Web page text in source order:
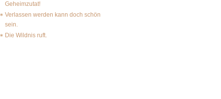
Geheimzutat!
Verlassen werden kann doch schön
sein.
Die Wildnis ruft.